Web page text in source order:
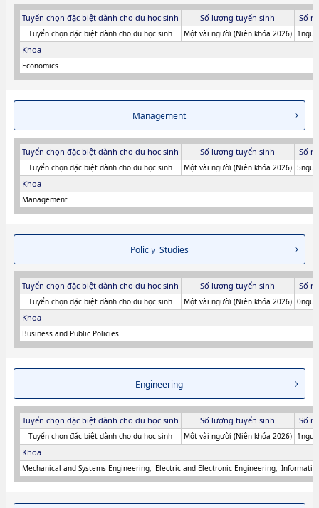
Tuyển chọn đặc biệt dành cho du học sinh Số lượng tuyển sinh Số
Tuyển chọn đặc biệt dành cho du học sinh Một vài người (Niên khóa 2026)
Khoa
Economics
Management
Tuyển chọn đặc biệt dành cho du học sinh Số lượng tuyển sinh Số
Tuyển chọn đặc biệt dành cho du học sinh Một vài người (Niên khóa 2026)
Khoa
Management
Policｙ Studies
Tuyển chọn đặc biệt dành cho du học sinh Số lượng tuyển sinh Số
Tuyển chọn đặc biệt dành cho du học sinh Một vài người (Niên khóa 2026)
Khoa
Business and Public Policies
Engineering
Tuyển chọn đặc biệt dành cho du học sinh Số lượng tuyển sinh Số
Tuyển chọn đặc biệt dành cho du học sinh Một vài người (Niên khóa 2026)
Khoa
Mechanical and Systems Engineering Electric and Electronic Engineering